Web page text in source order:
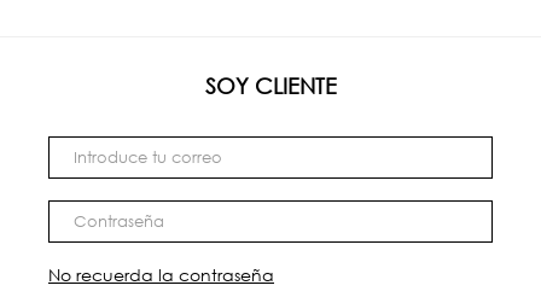
SOY CLIENTE
No recuerda la contraseña